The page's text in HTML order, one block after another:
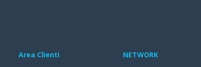
Area Clienti
NETWORK